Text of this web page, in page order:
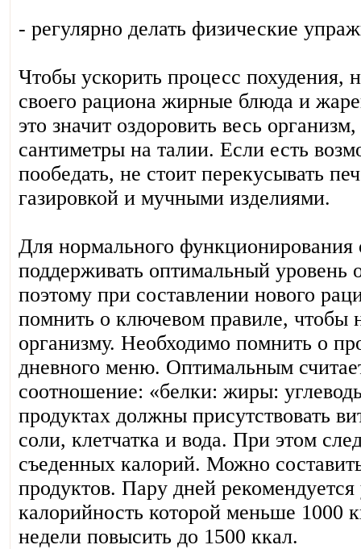
- регулярно делать физические
Чтобы ускорить процесс похудения,
своего рациона жирные блюда и
это значит оздоровить весь
сантиметры на талии. Если есть
пообедать, не стоит перекусывать
газировкой и мучными изделиями.
Для нормального функционирования
поддерживать оптимальный уровень
поэтому при составлении нового
помнить о ключевом правиле, чтобы
организму. Необходимо помнить о
дневного меню. Оптимальным
соотношение: «белки: жиры:
продуктах должны присутствовать
соли, клетчатка и вода. При этом
съеденных калорий. Можно
продуктов. Пару дней
калорийность которой меньше 1000
недели повысить до 1500 ккал.